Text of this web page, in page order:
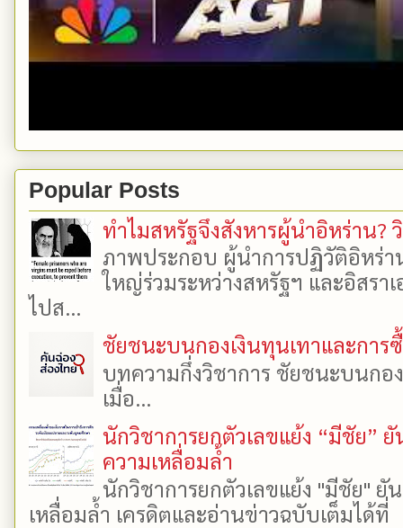
Popular Posts
ทำไมสหรัฐจึงสังหารผู้นำอิหร่าน?
ภาพประกอบ ผู้นำการปฏิวัติอิหร่า
ใหญ่ร่วมระหว่างสหรัฐฯ และอิสรา
ไปส...
ชัยชนะบนกองเงินทุนเทาและการ
บทความกึ่งวิชาการ ชัยชนะบนกอ
เมื่อ...
นักวิชาการยกตัวเลขแย้ง “มีชัย”
ความเหลื่อมล้ำ
นักวิชาการยกตัวเลขแย้ง "มีชัย"
เหลื่อมล้ำ เครดิตและอ่านข่าวฉบับเต็มได้